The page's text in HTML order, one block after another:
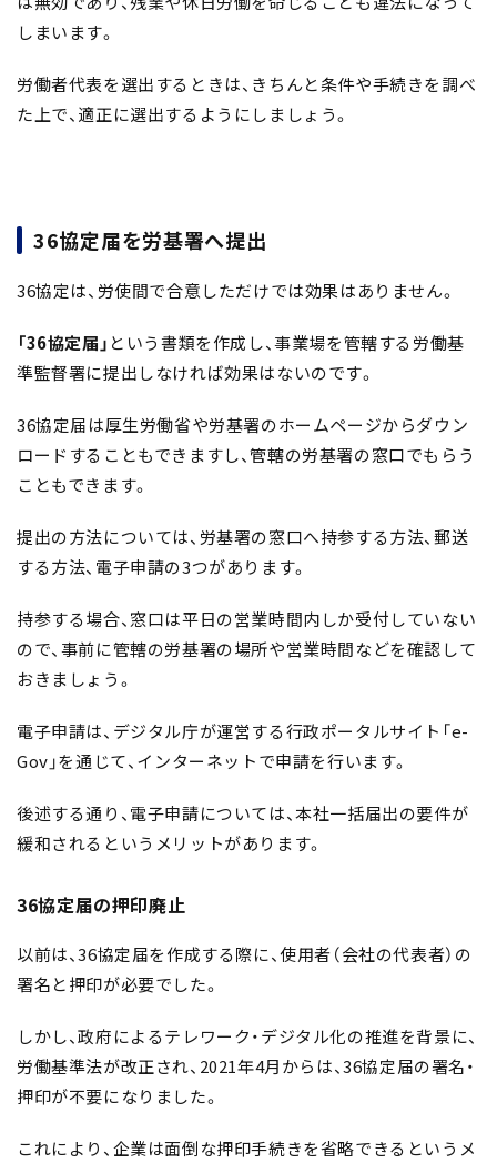
しまいます。
労働者代表を選出するときは、きちんと条件や手続きを調べ
た上で、適正に選出するようにしましょう。
36協定届を労基署へ提出
36協定は、労使間で合意しただけでは効果はありません。
「36協定届」 という書類を作成し、事業場を管轄する労働基
準監督署に提出しなければ効果はないのです。
36協定届は厚生労働省や労基署のホームページからダウン
ロードすることもできますし、管轄の労基署の窓口でもらう
こともできます。
提出の方法については、労基署の窓口へ持参する方法、郵送
する方法、電子申請の3つがあります。
持参する場合、窓口は平日の営業時間内しか受付していない
ので、事前に管轄の労基署の場所や営業時間などを確認して
おきましょう。
電子申請は、デジタル庁が運営する行政ポータルサイト「e-
Gov」を通じて、インターネットで申請を行います。
後述する通り、電子申請については、本社一括届出の要件が
緩和されるというメリットがあります。
36協定届の押印廃止
以前は、36協定届を作成する際に、使用者（会社の代表者）の
署名と押印が必要でした。
しかし、政府によるテレワーク・デジタル化の推進を背景に、
労働基準法が改正され、2021年4月からは、36協定届の署名・
押印が不要になりました。
これにより、企業は面倒な押印手続きを省略できるというメ